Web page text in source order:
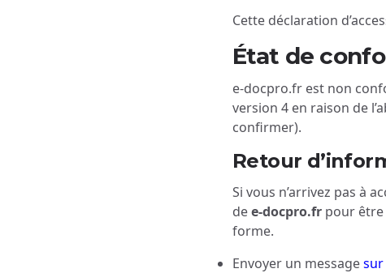
Cette déclaration
État de
e-docpro.fr est non
version 4 en raison de
confirmer).
Retour
Si vous n’arrivez pas à
dee-docpro.fr pour
forme.
Envoyer un message